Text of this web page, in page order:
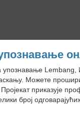
упознавање
Можете
приказује
број